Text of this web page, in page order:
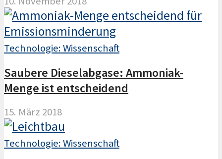
Technologie: Wissenschaft
Saubere Dieselabgase: Ammoniak-
Menge ist entscheidend
15. März 2018
Technologie: Wissenschaft